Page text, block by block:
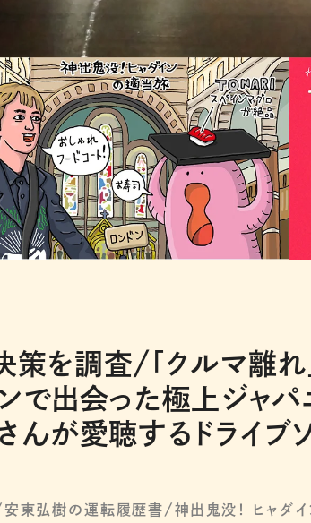
策を調査/「クルマ離れ
で出会った極上ジャパ
んが愛聴するドライブ
東弘樹の運転履歴書/神出鬼没！ ヒャダイ